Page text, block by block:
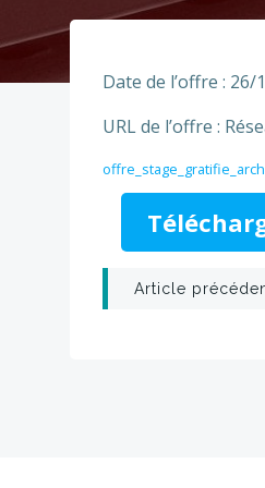
Date de l’offre : 26/
URL de l’offre :
Post
Article